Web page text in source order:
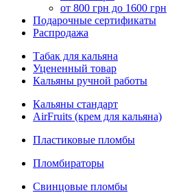
от 800 грн до 1600 грн
Подарочные сертификаты
Распродажа
Табак для кальяна
Уцененный товар
Кальяны ручной работы
Кальяны стандарт
AirFruits (крем для кальяна)
Пластиковые пломбы
Пломбираторы
Свинцовые пломбы